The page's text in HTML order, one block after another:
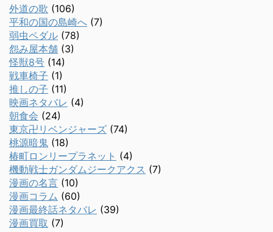
外道の歌 (106)
平和の国の島崎へ (7)
弱虫ペダル (78)
怨み屋本舗 (3)
怪獣8号 (14)
戦車椅子 (1)
推しの子 (11)
映画ネタバレ (4)
朝食会 (24)
東京卍リベンジャーズ (74)
桃源暗鬼 (18)
椿町ロンリープラネット (4)
機動戦士ガンダムジークアクス (7)
漫画の名言 (10)
漫画コラム (60)
漫画最終話ネタバレ (39)
漫画買取 (7)